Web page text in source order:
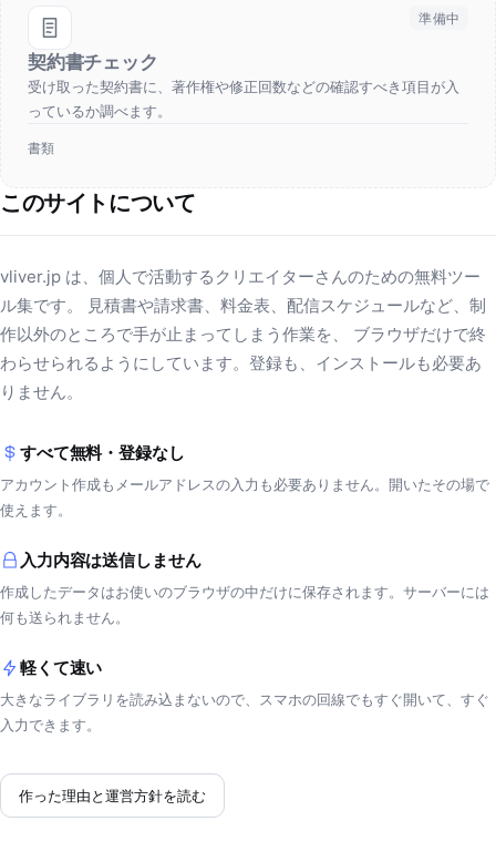
準備中
契約書チェック
受け取った契約書に、著作権や修正回数などの確認すべき項目が入
っているか調べます。
書類
このサイトについて
vliver.jp は、個人で活動するクリエイターさんのための無料ツー
ル集です。 見積書や請求書、料金表、配信スケジュールなど、制
作以外のところで手が止まってしまう作業を、 ブラウザだけで終
わらせられるようにしています。登録も、インストールも必要あ
りません。
すべて無料・登録なし
アカウント作成もメールアドレスの入力も必要ありません。開いたその場で
使えます。
入力内容は送信しません
作成したデータはお使いのブラウザの中だけに保存されます。サーバーには
何も送られません。
軽くて速い
大きなライブラリを読み込まないので、スマホの回線でもすぐ開いて、すぐ
入力できます。
作った理由と運営方針を読む